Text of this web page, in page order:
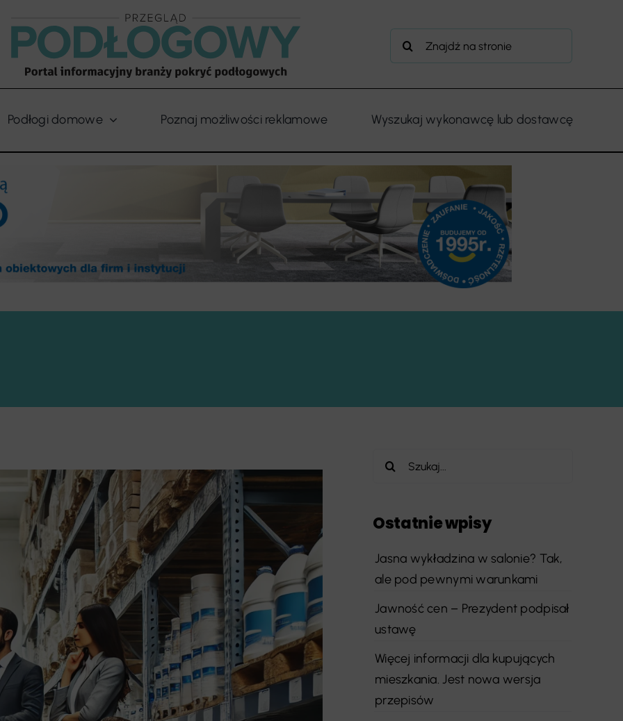
Szukaj
Podłogi domowe Poznaj możliwości reklamowe Wyszukaj wykonawcę lub dostawcę
Szukaj
Ostatnie wpisy
Jasna wykładzina w salonie? Tak,
ale pod pewnymi warunkami
Jawność cen – Prezydent podpisał
ustawę
Więcej informacji dla kupujących
mieszkania. Jest nowa wersja
przepisów